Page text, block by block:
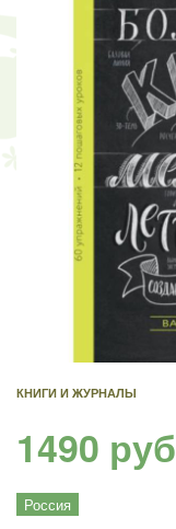
КНИГИ И ЖУРНАЛЫ
1490 руб
Россия